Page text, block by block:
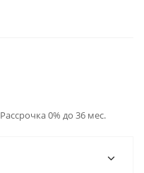
Рассрочка 0% до 36 мес.